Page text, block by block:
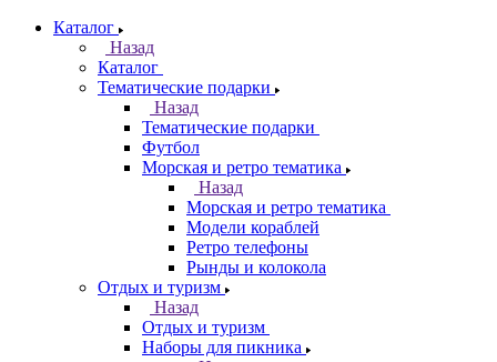
Каталог
Назад
Каталог
Тематические подарки
Назад
Тематические подарки
Футбол
Морская и ретро тематика
Назад
Морская и ретро тематика
Модели кораблей
Ретро телефоны
Рынды и колокола
Отдых и туризм
Назад
Отдых и туризм
Наборы для пикника